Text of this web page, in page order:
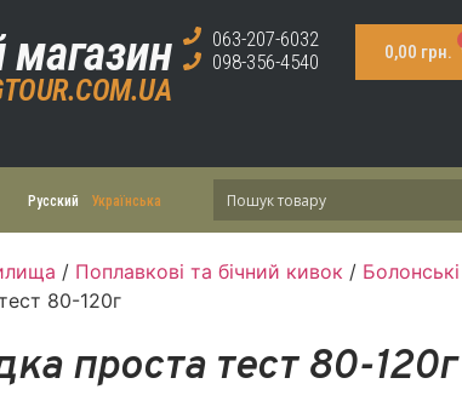
063-207-6032
098-356-4540
0,00 грн.
Русский Українська
/ Поплавкові та бічний кивок / Болонські
80-120г
проста тест 80-120г